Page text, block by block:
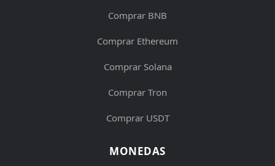
Comprar BNB
Comprar Ethereum
Comprar Solana
Comprar Tron
Comprar USDT
MONEDAS